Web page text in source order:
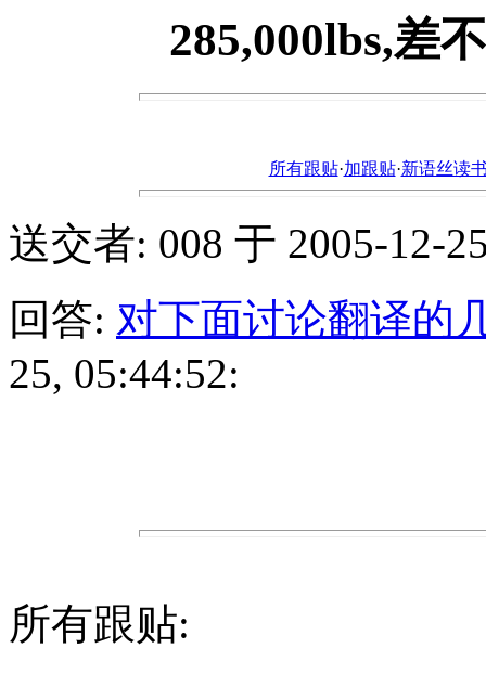
285,000lbs,差
所有跟贴·加跟贴·新语丝读
送交者: 008 于 2005-12-
回答: 对下面讨论翻译的
25, 05:44:52:
所有跟贴: